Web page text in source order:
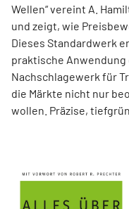
Wellen“ vereint A.
und zeigt, wie
Dieses Standardwerk
praktische
Nachschlagewerk für
die Märkte nicht nur
wollen. Präzise,